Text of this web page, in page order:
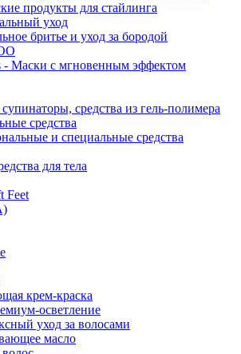
продукты для стайлинга
уход
бритье и уход за бородой
- Маски с мгновенным эффектом
средства из гель-полимера
средства
и специальные средства
для тела
Feet
крем-краска
осветление
уход за волосами
масло